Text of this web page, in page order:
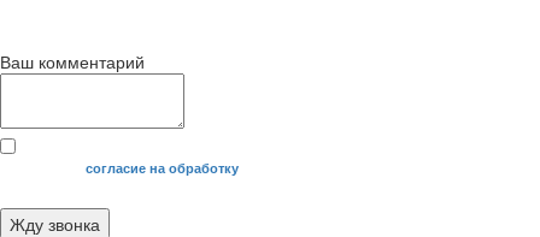
Ваш комментарий
Я даю своесогласие на обработку
Жду звонка